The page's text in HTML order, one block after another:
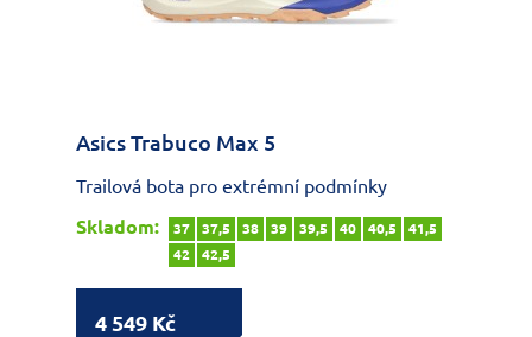
Asics Trabuco Max 5
Trailová bota pro extrémní podmínky
Skladom:
37 37,5 38 39 39,5 40 40,5
41,5
42
42,5
4 549 Kč